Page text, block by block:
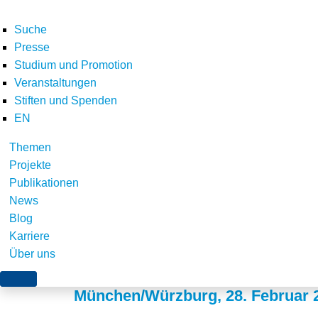
Suche
Presse
Studium und Promotion
Veranstaltungen
Stiften und Spenden
EN
Themen
Projekte
Publikationen
News
Blog
Karriere
Über uns
Konzeptpapiers zur
München/Würzburg, 28. Februar